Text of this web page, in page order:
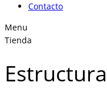
Contacto
Menu
Tienda
Estructura